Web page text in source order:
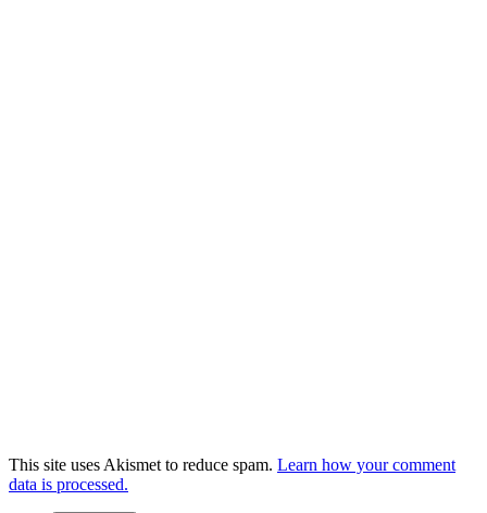
This site uses Akismet to reduce spam. Learn how your comment
data is processed.